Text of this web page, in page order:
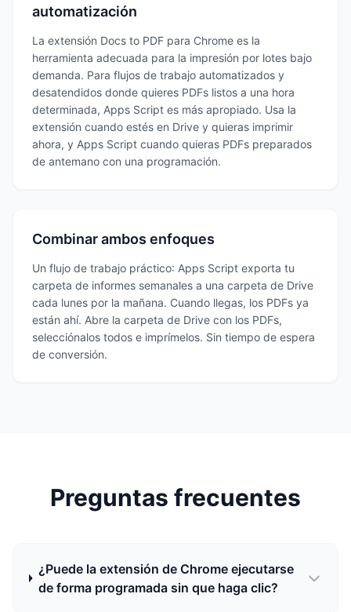
automatización
La extensión Docs to PDF para Chrome es la
herramienta adecuada para la impresión por lotes bajo
demanda. Para flujos de trabajo automatizados y
desatendidos donde quieres PDFs listos a una hora
determinada, Apps Script es más apropiado. Usa la
extensión cuando estés en Drive y quieras imprimir
ahora, y Apps Script cuando quieras PDFs preparados
de antemano con una programación.
Combinar ambos enfoques
Un flujo de trabajo práctico: Apps Script exporta tu
carpeta de informes semanales a una carpeta de Drive
cada lunes por la mañana. Cuando llegas, los PDFs ya
están ahí. Abre la carpeta de Drive con los PDFs,
selecciónalos todos e imprímelos. Sin tiempo de espera
de conversión.
Preguntas frecuentes
¿Puede la extensión de Chrome ejecutarse
de forma programada sin que haga clic?